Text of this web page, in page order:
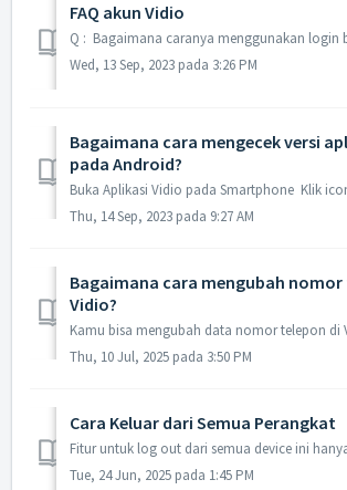
FAQ akun Vidio
Wed, 13 Sep, 2023 pada 3:26 PM
Bagaimana cara mengecek versi
pada Android?
Thu, 14 Sep, 2023 pada 9:27 AM
Bagaimana cara mengubah
Vidio?
Thu, 10 Jul, 2025 pada 3:50 PM
Cara Keluar dari Semua Perangkat
Tue, 24 Jun, 2025 pada 1:45 PM